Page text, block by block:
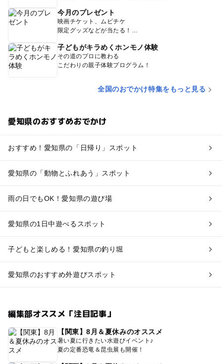
今月のプレゼント
映画チケット、ムビチケ
限定グッズなどが当たる！
子どもがキラめくホンモノ体験
その道のプロに教わる
こだわりの親子体験プログラム！
全国のおでかけ特集をもっと見る
愛知県のおすすめおでかけ
おすすめ！愛知県の「日帰り」スポット
愛知県の「動物とふれあう」スポット
雨の日でもOK！愛知県の遊び場
愛知県の1日中遊べるスポット
子どもと楽しめる！愛知県の釣り堀
愛知県のおすすめ外遊びスポット
編集部オススメ「注目記事」
【関東】8月＆夏休みのオススメ
暑い夏に行きたい水遊びイベント♪
夏の定番恐竜＆昆虫展も開催！